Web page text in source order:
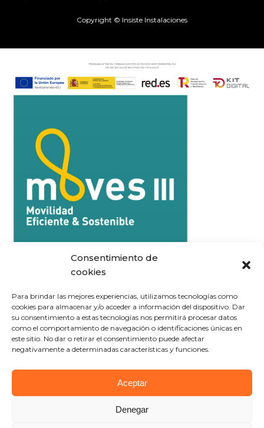
Consentimiento de
cookies
Para brindar las mejores experiencias, utilizamos tecnologías como
cookies para almacenar y/o acceder a información del dispositivo. Dar
su consentimiento a estas tecnologías nos permitirá procesar datos
como el comportamiento de navegación o identificaciones únicas en
este sitio. No dar o retirar el consentimiento puede afectar
negativamente a determinadas características y funciones.
Aceptar
Denegar
Copyright © Insiste Instalaciones